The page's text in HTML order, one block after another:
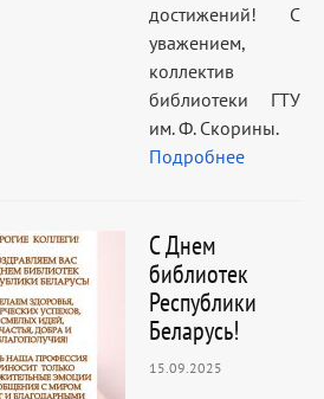
достижений! С
уважением,
коллектив
библиотеки ГТУ
им. Ф. Скорины.
Подробнее
С Днем
библиотек
Республики
Беларусь!
15.09.2025